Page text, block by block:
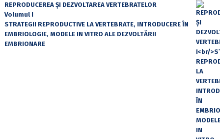
REPRODUCEREA ȘI DEZVOLTAREA VERTEBRATELOR
Volumul I
STRATEGII REPRODUCTIVE LA VERTEBRATE, INTRODUCERE ÎN
EMBRIOLOGIE, MODELE IN VITRO ALE DEZVOLTĂRII
EMBRIONARE